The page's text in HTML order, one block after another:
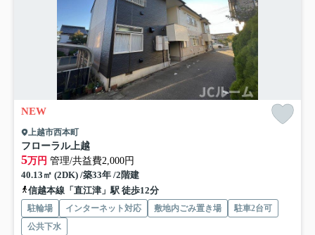
NEW
上越市西本町
フローラル上越
5万円 管理/共益費2,000円
40.13㎡ (2DK) /築33年 /2階建
信越本線「直江津」駅 徒歩12分
駐輪場 インターネット対応 敷地内ごみ置き場
駐車2台可
公共下水